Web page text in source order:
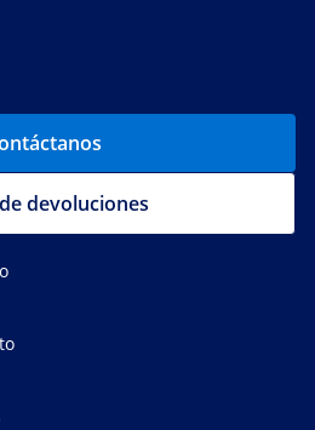
devoluciones